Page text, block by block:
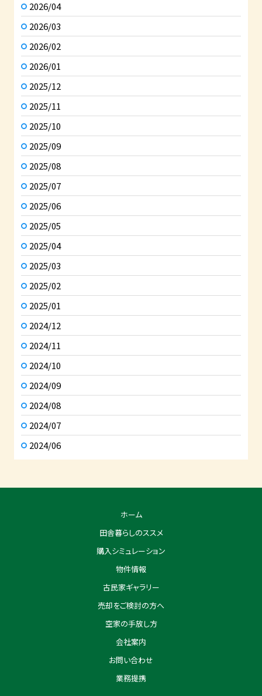
2026/04
2026/03
2026/02
2026/01
2025/12
2025/11
2025/10
2025/09
2025/08
2025/07
2025/06
2025/05
2025/04
2025/03
2025/02
2025/01
2024/12
2024/11
2024/10
2024/09
2024/08
2024/07
2024/06
ホーム
田舎暮らしのススメ
購入シミュレーション
物件情報
古民家ギャラリー
売却をご検討の方へ
空家の手放し方
会社案内
お問い合わせ
業務提携